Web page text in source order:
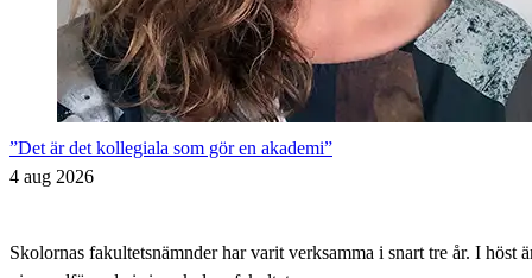
”Det är det kollegiala som gör en akademi”
4 aug 2026
Skolornas fakultetsnämnder har varit verksamma i snart tre år. I